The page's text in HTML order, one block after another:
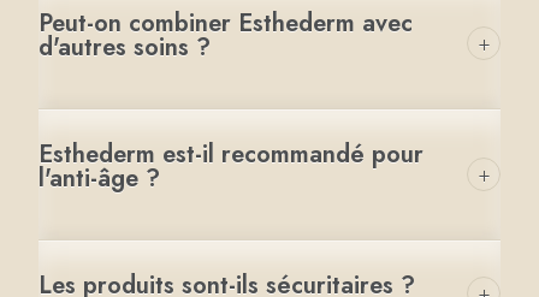
une amélioration progressive au fil des semaines.
Peut-on combiner Esthederm avec
d'autres soins ? +
Esthederm à des traitements professionnels en
clinique.
Esthederm est-il recommandé pour
l'anti-âge ? +
Les formules anti-âge Esthederm sont reconnues pour
Les produits sont-ils sécuritaires ?